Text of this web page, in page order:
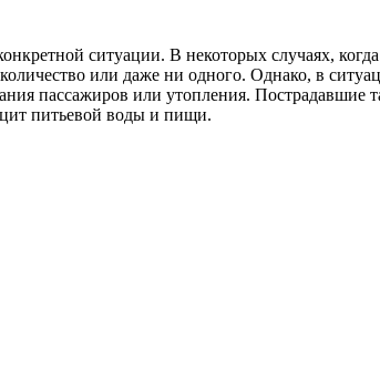
ситуации. В некоторых случаях,
или даже ни одного. Однако, в
пассажиров или утопления. Пострадавшие
питьевой воды и пищи.